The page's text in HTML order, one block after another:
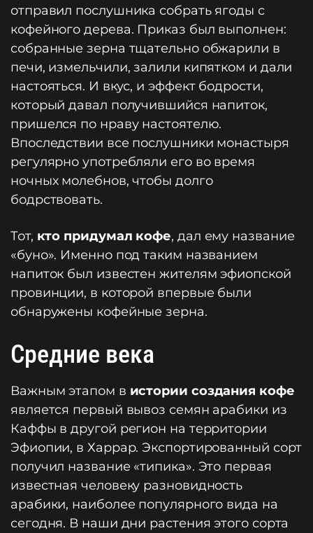
отправил послушника собрать ягоды с
кофейного дерева. Приказ был выполнен:
собранные зерна тщательно обжарили в
печи, измельчили, залили кипятком и дали
настояться. И вкус, и эффект бодрости,
который давал получившийся напиток,
пришелся по нраву настоятелю.
Впоследствии все послушники монастыря
регулярно употребляли его во время
ночных молебнов, чтобы долго
бодрствовать.
Тот, кто придумал кофе, дал ему название
«буно». Именно под таким названием
напиток был известен жителям эфиопской
провинции, в которой впервые были
обнаружены кофейные зерна.
Средние века
Важным этапом в истории создания кофе
является первый вывоз семян арабики из
Каффы в другой регион на территории
Эфиопии, в Харрар. Экспортированный сорт
получил название «типика». Это первая
известная человеку разновидность
арабики, наиболее популярного вида на
сегодня. В наши дни растения этого сорта